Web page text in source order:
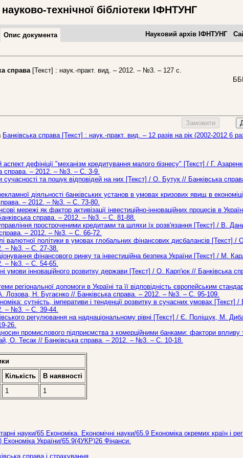
технічної бібліотеки ІФНТУНГ
Опис документа Науковий архів ІФНТУНГ
справа [Текст] : наук.-практ. вид. – 2012. – №3. – 127 с.
Замовити
Банківська справа [Текст] : наук.-практ. вид. – 12 разів на рік (2002-2012 6
аспект дефініції "механізм кредитування малого бізнесу" [Текст] / Г.
справа. – 2012. – №3. – С. 3-9.
сучасності та пошук відповідей на них [Текст] / О. Бутук // Банківська
діяльності банківських установ в умовах кризових явищ в
– 2012. – №3. – С. 73-80.
мережі як фактор активізації інвестиційно-інноваційних процесів в
справа. – 2012. – №3. – С. 81-88.
простроченими кредитами та шляхи їх розв'язання [Текст] / В.
– 2012. – №3. – С. 66-72.
валютної політики в умовах глобальних фінансових дисбалансів [Текст]
– №3. – С. 27-38.
фінансового ринку та інвестиційна безпека України [Текст] / М.
– №3. – С. 54-65.
умови інноваційного розвитку держави [Текст] / О. Карп'юк // Банківська
регіональної допомоги в Україні та її відповідність європейським
Лозова, Н. Бугаєнко // Банківська справа. – 2012. – №3. – С. 95-109.
сутність, імперативи і тенденції розвитку в сучасних умовах [Текст]
– №3. – С. 39-44.
регулювання на наднаціональному рівні [Текст] / Є. Поліщук, М.
26.
промислового підприємства з комерційними банками: фактори впливу
О. Тесак // Банківська справа. – 2012. – №3. – С. 10-18.
Кількість
В наявностi
1 1
науки/65 Економіка. Економічні науки/65.9 Економіка окремих країн і
Економіка України/65.9(4УКР)26 Фінанси.
справа і страхування